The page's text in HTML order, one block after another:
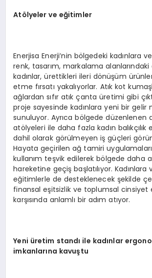
Atölyeler ve eğitimler
Enerjisa Enerji’nin bölgedeki kadınlara
renk, tasarım, markalama
kadınlar, ürettikleri ileri dönüşüm
etme fırsatı yakalıyorlar. Atık kot
ağlardan sıfır atık çanta üretimi gibi
proje sayesinde kadınlara yeni bir gelir
sunuluyor. Ayrıca bölgede düzenlenen
atölyeleri ile daha fazla kadın balıkçılık
dahil olarak görülmeyen iş güçleri
Hayata geçirilen ağ tamiri
kullanım teşvik edilerek bölgede daha
hareketine geçiş başlatılıyor. Kadınlara
eğitimlerle de desteklenecek şekilde
finansal eşitsizlik ve toplumsal cinsiyet
karşısında anlamlı bir adım atıyor.
Yeni üretim standı ile kadınlar
imkanlarına kavuştu